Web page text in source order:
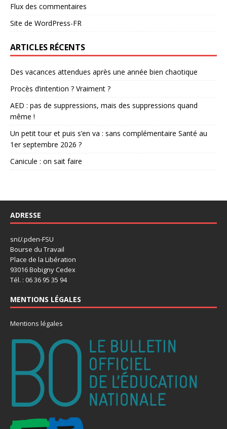
Flux des commentaires
Site de WordPress-FR
ARTICLES RÉCENTS
Des vacances attendues après une année bien chaotique
Procès d’intention ? Vraiment ?
AED : pas de suppressions, mais des suppressions quand
même !
Un petit tour et puis s’en va : sans complémentaire Santé au
1er septembre 2026 ?
Canicule : on sait faire
ADRESSE
snU.pden-FSU
Bourse du Travail
Place de la Libération
93016 Bobigny Cedex
Tél. : 06 36 95 35 94
MENTIONS LÉGALES
Mentions légales